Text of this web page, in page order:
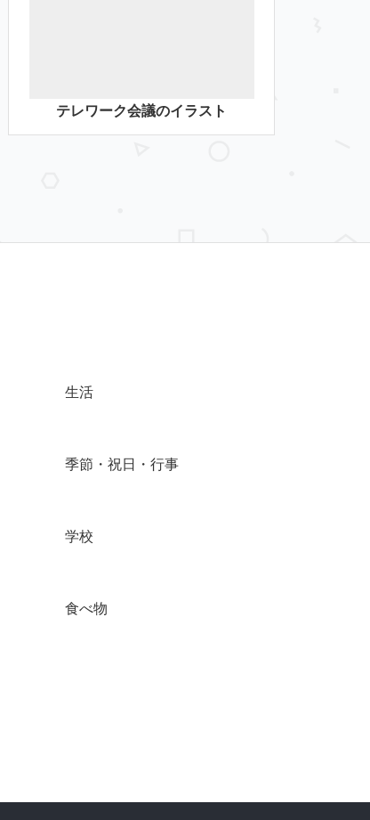
テレワーク会議のイラスト
生活
季節・祝日・行事
学校
食べ物